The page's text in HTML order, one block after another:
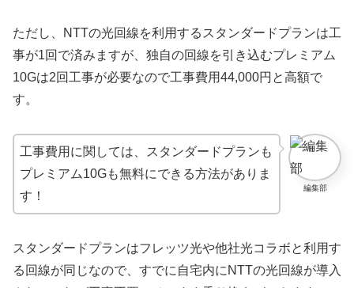
ただし、NTTの光回線を利用するスタンダードプランは工
事が1回で済みますが、独自の回線を引き込むプレミアム
10Gは2回工事が必要なので工事費用44,000円と高額で
す。
編集部
工事費用に関しては、スタンダードプランも
プレミアム10Gも無料にできる方法がありま
す！
スタンダードプランはフレッツ光や他社光コラボと利用す
る回線が同じなので、すでに自宅内にNTTの光回線が導入